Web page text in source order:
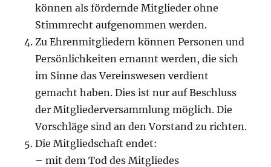
können als fördernde Mitglieder ohne
Stimmrecht aufgenommen werden.
Zu Ehrenmitgliedern können Personen und
Persönlichkeiten ernannt werden, die sich
im Sinne das Vereinswesen verdient
gemacht haben. Dies ist nur auf Beschluss
der Mitgliederversammlung möglich. Die
Vorschläge sind an den Vorstand zu richten.
Die Mitgliedschaft endet:
– mit dem Tod des Mitgliedes